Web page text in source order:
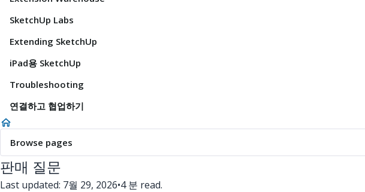
SketchUp Labs
Extending SketchUp
iPad용 SketchUp
Troubleshooting
연결하고 협업하기
Browse pages
판매 질문
Last updated: 7월 29, 2026•4 분 read.